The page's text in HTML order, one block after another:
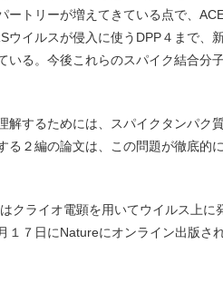
ートリーが増えてきている点で、
ウイルスが侵入に使うDPP４まで、
いる。今後これらのスパイク結合分
解するためには、スパイクタンパク
る２編の論文は、この問題が徹底的
クライオ電顕を用いてウイルス上に
１７日にNatureにオンライン出版さ